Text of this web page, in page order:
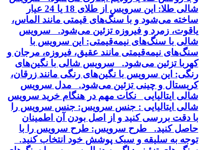
شالی طلا: این سرویس از طلای 18 یا 24 عیار
ساخته می‌شود و با سنگ‌های قیمتی مانند الماس،
یاقوت، زمرد و فیروزه تزئین می‌شود. سرویس
شالی با سنگ‌های نیمه‌قیمتی: این سرویس با
سنگ‌های نیمه‌قیمتی مانند عقیق، فیروزه، مرجان و
کهربا تزئین می‌شود. سرویس شالی با نگین‌های
رنگی: این سرویس با نگین‌های رنگی مانند زرقان،
کریستال و چینی تزئین می‌شود. مدل سرویس
شالی ایتالیایی نکات مهم در هنگام خرید سرویس
شالی ایتالیایی : جنس سرویس: جنس سرویس را
با دقت بررسی کنید و از اصل بودن آن اطمینان
حاصل کنید. طرح سرویس: طرح سرویس را با
توجه به سلیقه و سبک پوشش خود انتخاب کنید.